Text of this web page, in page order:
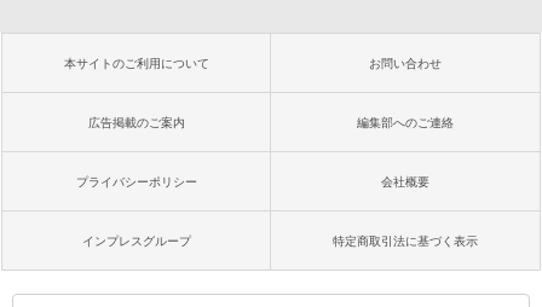
本サイトのご利用について お問い合わせ
広告掲載のご案内 編集部へのご連絡
プライバシーポリシー 会社概要
インプレスグループ 特定商取引法に基づく表示